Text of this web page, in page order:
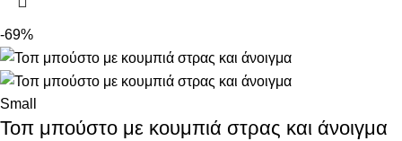
-69%
Small
Τοπ μπούστο με κουμπιά στρας και άνοιγμα